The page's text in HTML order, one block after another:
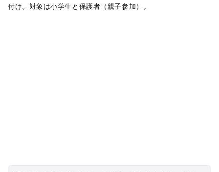
付け。対象は小学生と保護者（親子参加）。